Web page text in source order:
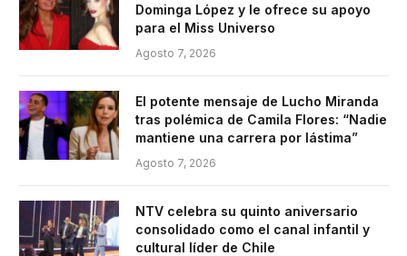
Dominga López y le ofrece su apoyo
para el Miss Universo
Agosto 7, 2026
El potente mensaje de Lucho Miranda
tras polémica de Camila Flores: “Nadie
mantiene una carrera por lástima”
Agosto 7, 2026
NTV celebra su quinto aniversario
consolidado como el canal infantil y
cultural líder de Chile